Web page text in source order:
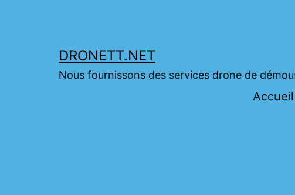
DRONETT.NET
Nous fournissons des services drone de
Accueil